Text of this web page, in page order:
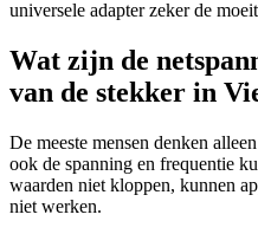
universele adapter zeker de
Wat zijn de
van de stekker in
De meeste mensen denken
ook de spanning en frequentie
waarden niet kloppen, kunnen
niet werken.